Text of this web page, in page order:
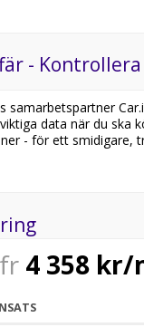
-
samarbetspartner
data när du ska
- för ett smidigare,
fr 4 358kr/